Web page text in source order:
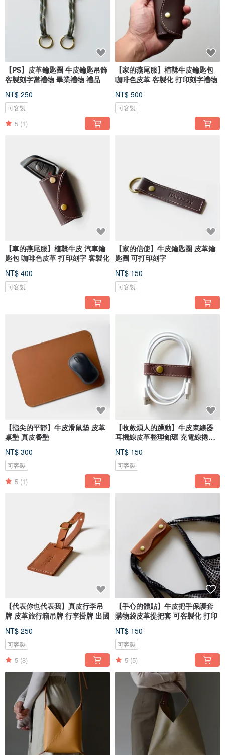
【PS】皮革鑰匙圈 牛皮鑰匙吊飾
客製刻字當禮物 畢業禮物 禮品
NT$ 250
可客製
5 (1)
【家的燕尾服】植鞣牛皮鑰匙包
咖啡色皮革 客製化 打印刻字禮物
NT$ 500
可客製
【車的燕尾服】植鞣牛皮 汽車鑰
匙包 咖啡色皮革 打印刻字 客製化
NT$ 400
可客製
【家的信使】牛皮鑰匙圈 皮革鑰
匙圈 可打印刻字
NT$ 150
可客製
【指尖的平靜】牛皮滑鼠墊 皮革
桌墊 真皮餐墊
NT$ 300
可客製
5 (1)
【收斂煩人的躁動】牛皮束線器
耳機線皮革整理釦環 充電線捲線
NT$ 150
可客製
【代表你也代表我】真皮行李吊
牌 皮革旅行箱吊牌 行李掛牌 出國
NT$ 250
可客製
5 (8)
【手心的體貼】牛皮把手保護套
購物袋皮革提把套 可客製化 打印
NT$ 150
可客製
5 (5)